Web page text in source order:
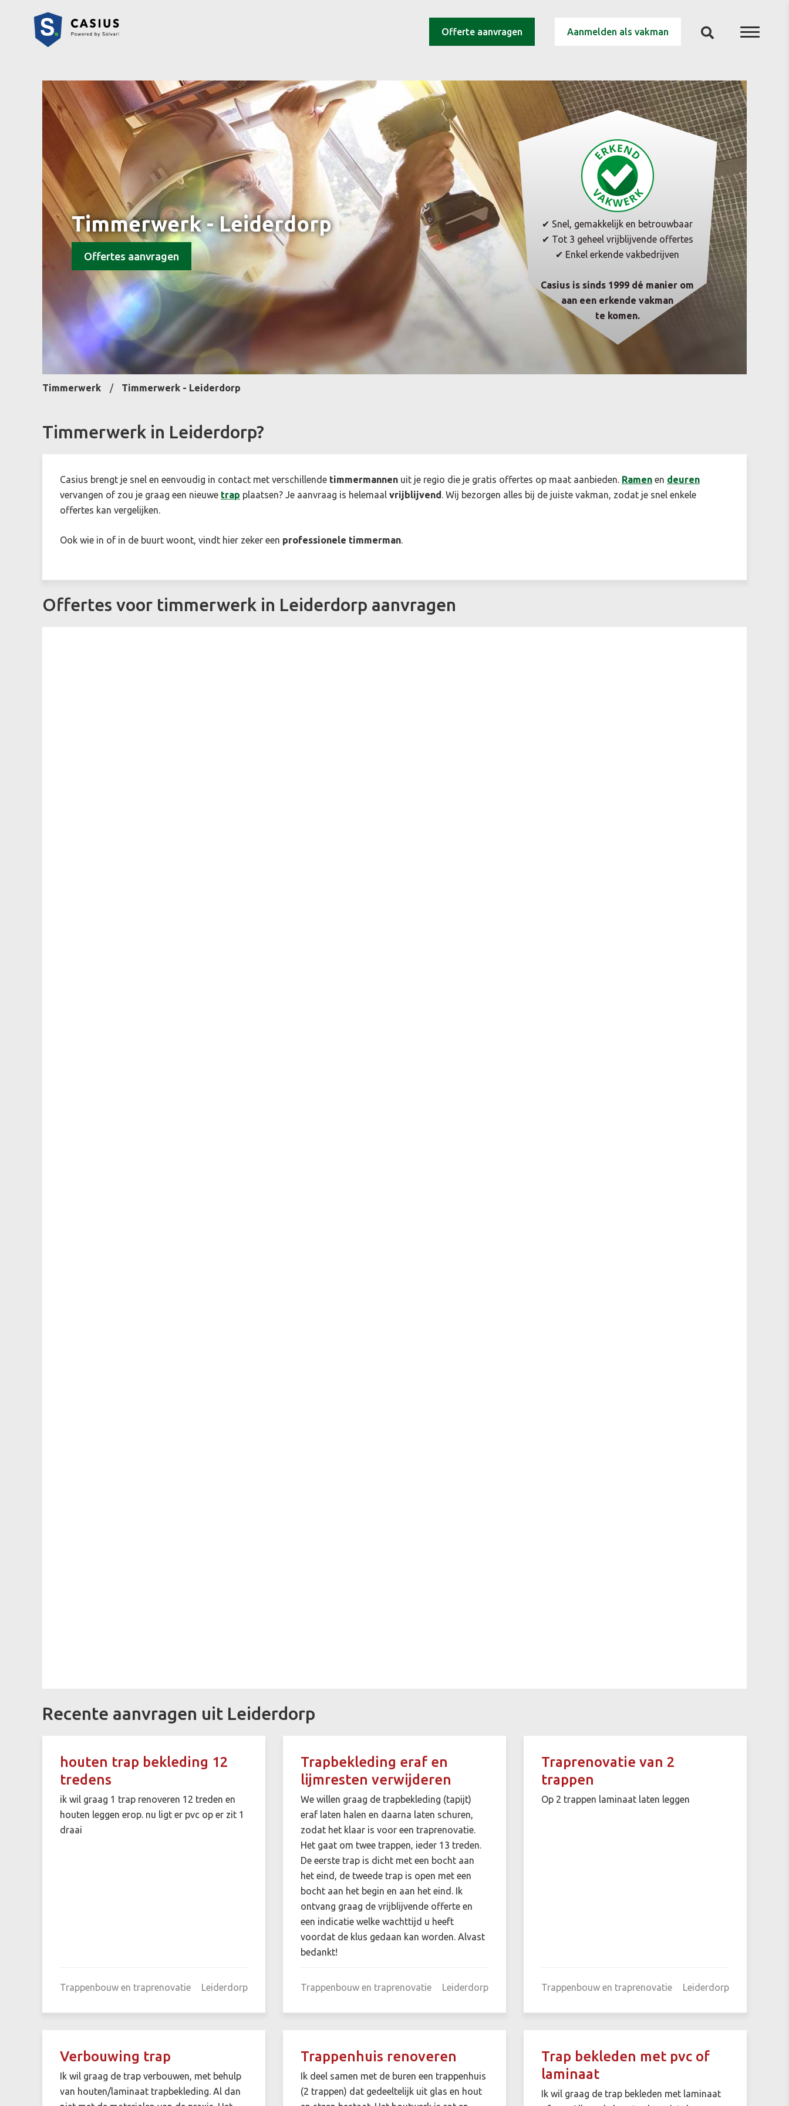
Offerte aanvragen Aanmelden als vakman
Timmerwerk - Leiderdorp
Offertes aanvragen
✔ Snel, gemakkelijk en betrouwbaar
✔ Tot 3 geheel vrijblijvende offertes
✔ Enkel erkende vakbedrijven
Casius is sinds 1999 dé manier om
aan een erkende vakman
te komen.
Timmerwerk Timmerwerk - Leiderdorp
Timmerwerk in Leiderdorp?
Casius brengt je snel en eenvoudig in contact met verschillende timmermannen uit je regio die je gratis offertes op maat aanbieden. Ramen en deuren
vervangen of zou je graag een nieuwe trap plaatsen? Je aanvraag is helemaal vrijblijvend. Wij bezorgen alles bij de juiste vakman, zodat je snel enkele
offertes kan vergelijken.
Ook wie in of in de buurt woont, vindt hier zeker een professionele timmerman.
Offertes voor timmerwerk in Leiderdorp aanvragen
Recente aanvragen uit Leiderdorp
houten trap bekleding 12
tredens
ik wil graag 1 trap renoveren 12 treden en
houten leggen erop. nu ligt er pvc op er zit 1
draai
Trappenbouw en traprenovatie Leiderdorp
Trapbekleding eraf en
lijmresten verwijderen
We willen graag de trapbekleding (tapijt)
eraf laten halen en daarna laten schuren,
zodat het klaar is voor een traprenovatie.
Het gaat om twee trappen, ieder 13 treden.
De eerste trap is dicht met een bocht aan
het eind, de tweede trap is open met een
bocht aan het begin en aan het eind. Ik
ontvang graag de vrijblijvende offerte en
een indicatie welke wachttijd u heeft
voordat de klus gedaan kan worden. Alvast
bedankt!
Trappenbouw en traprenovatie Leiderdorp
Traprenovatie van 2
trappen
Op 2 trappen laminaat laten leggen
Trappenbouw en traprenovatie Leiderdorp
Verbouwing trap
Ik wil graag de trap verbouwen, met behulp
van houten/laminaat trapbekleding. Al dan
Trappenhuis renoveren
Ik deel samen met de buren een trappenhuis
(2 trappen) dat gedeeltelijk uit glas en hout
Trap bekleden met pvc of
laminaat
Ik wil graag de trap bekleden met laminaat